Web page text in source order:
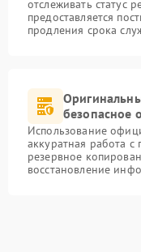
отслеживать статус
предоставляется
продления срока
безопасное
Использование
аккуратная работа
резервное
восстановление